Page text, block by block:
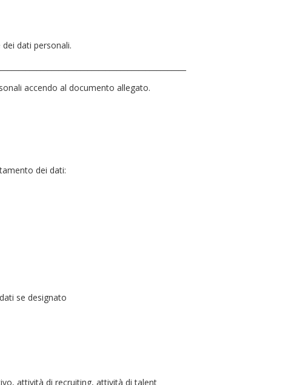
dati personali.
accendo al documento allegato.
dei dati:
se designato
attività di recruiting, attività di talent